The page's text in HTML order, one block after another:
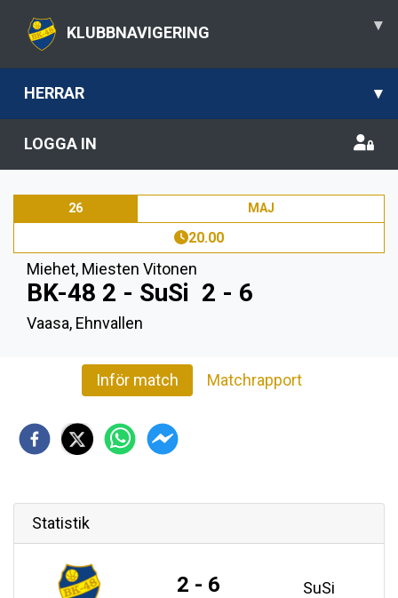
KLUBBNAVIGERING ▾
HERRAR ▾
LOGGA IN
26 MAJ
20.00
Miehet, Miesten Vitonen
BK-48 2 - SuSi 2 - 6
Vaasa, Ehnvallen
Inför match Matchrapport
Statistik
2 - 6 SuSi